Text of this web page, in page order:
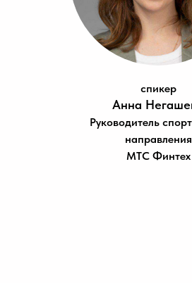
спикер
Анна
Руководитель
направления
МТС Финтех